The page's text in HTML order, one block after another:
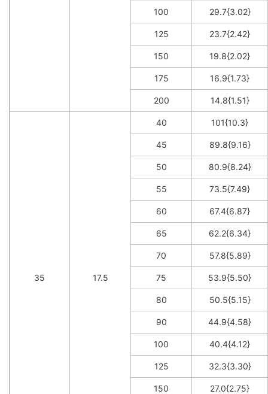
100 29.7{3.02}
125 23.7{2.42}
150 19.8{2.02}
175 16.9{1.73}
200 14.8{1.51}
35 17.5
40 101{10.3}
45 89.8{9.16}
50 80.9{8.24}
55 73.5{7.49}
60 67.4{6.87}
65 62.2{6.34}
70 57.8{5.89}
75 53.9{5.50}
80 50.5{5.15}
90 44.9{4.58}
100 40.4{4.12}
125 32.3{3.30}
150 27.0{2.75}